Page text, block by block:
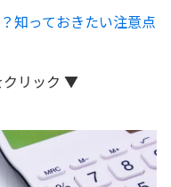
知っておきたい注意点
クリック ▼